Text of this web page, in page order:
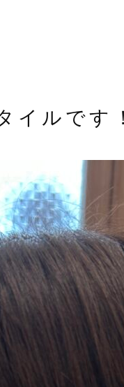
ーガニッ
イルです